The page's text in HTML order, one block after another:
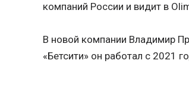
компаний России и видит в
В новой компании Владимир
«Бетсити» он работал с 2021